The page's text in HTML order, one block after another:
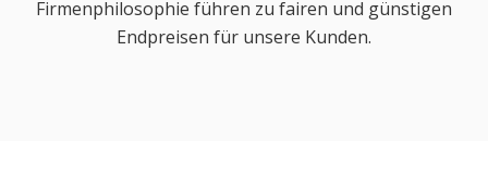
Firmenphilosophie führen zu fairen und günstigen
Endpreisen für unsere Kunden.